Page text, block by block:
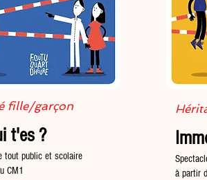
fille/garçon
t'es ?
tout public et scolaire
CM1
à partir